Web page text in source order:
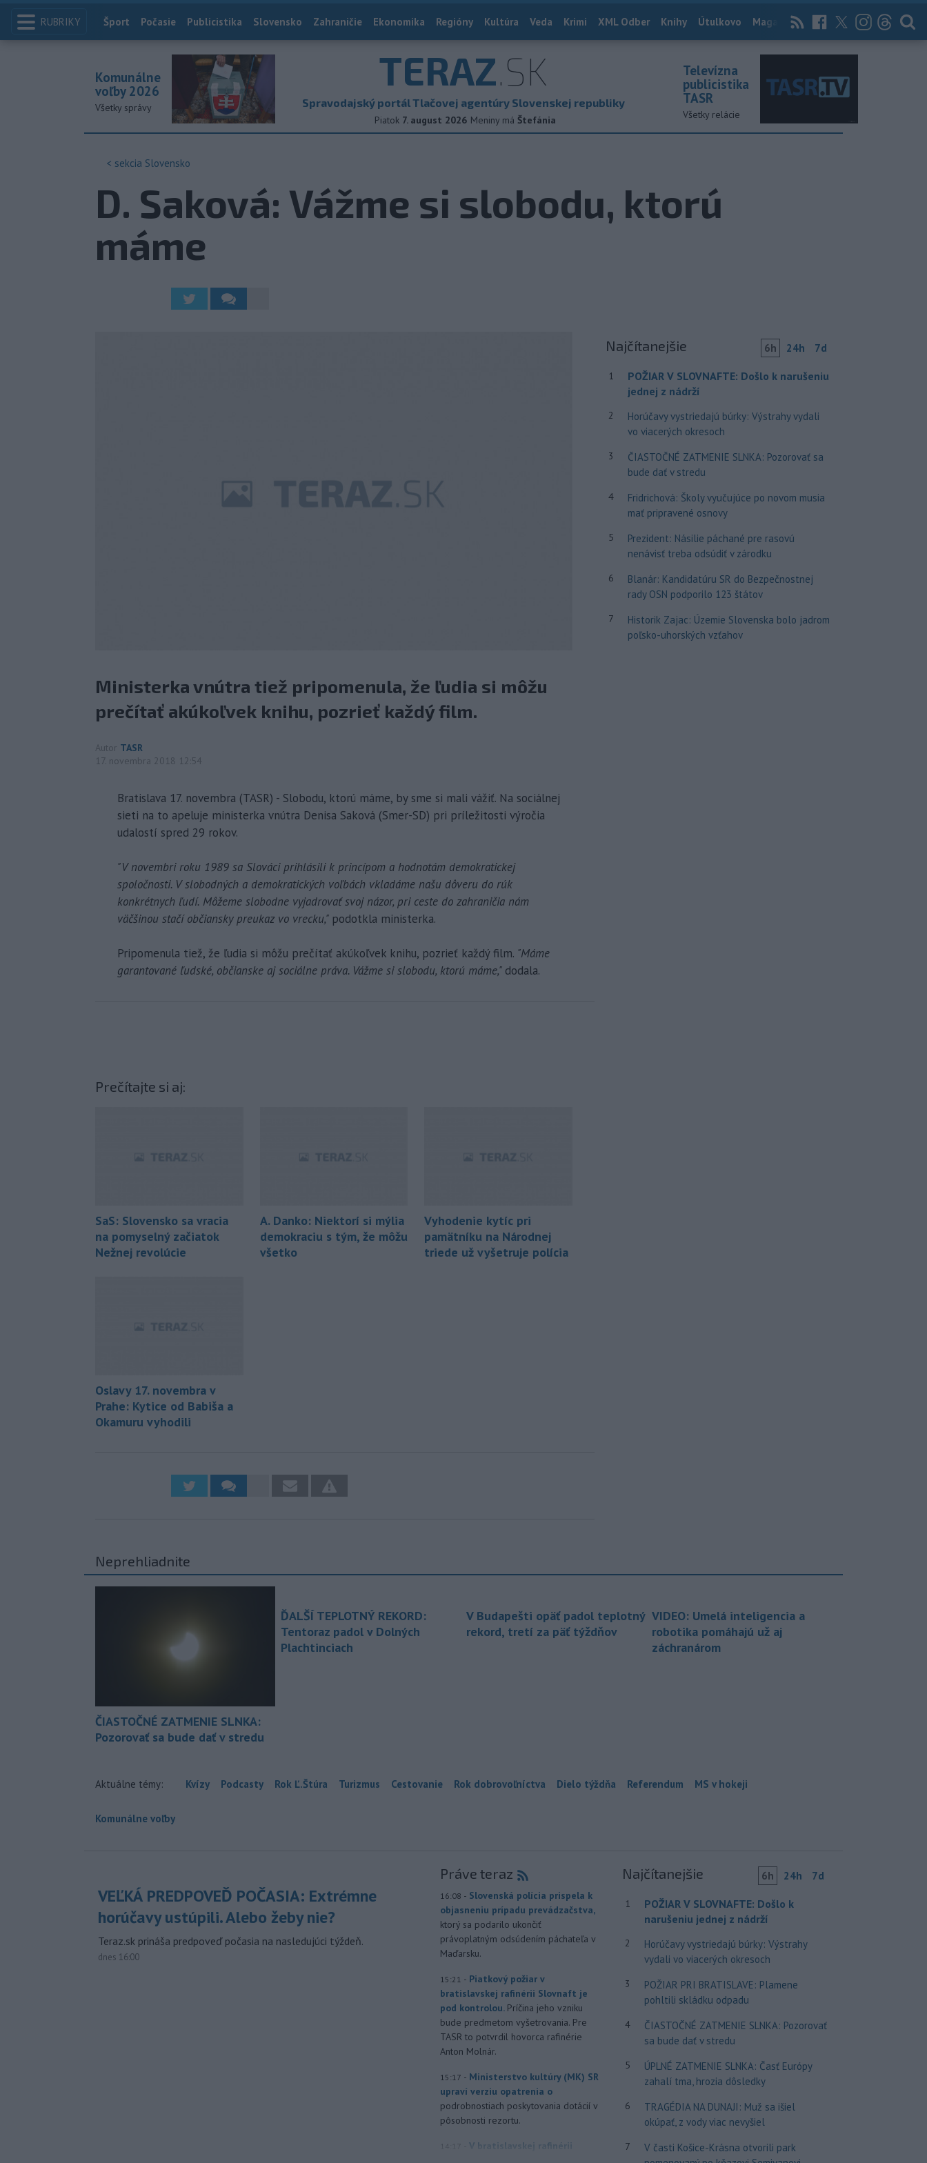
RUBRIKY Index
Šport Počasie Publicistika Slovensko Zahraničie Ekonomika Regióny Kultúra Veda Krimi XML Odber Knihy Útulkovo Magazín News Now Archív
TERAZ.SK
Spravodajský portál Tlačovej agentúry Slovenskej republiky
Piatok 7. august 2026 Meniny má Štefánia
Komunálne
voľby 2026
Všetky správy
Televízna
publicistika
TASR
Všetky relácie
< sekcia Slovensko
D. Saková: Vážme si slobodu, ktorú
máme
Ministerka vnútra tiež pripomenula, že ľudia si môžu
prečítať akúkoľvek knihu, pozrieť každý film.
Autor TASR
17. novembra 2018 12:54
Bratislava 17. novembra (TASR) - Slobodu, ktorú máme, by sme si mali vážiť. Na sociálnej
sieti na to apeluje ministerka vnútra Denisa Saková (Smer-SD) pri príležitosti výročia
udalostí spred 29 rokov.
"V novembri roku 1989 sa Slováci prihlásili k princípom a hodnotám demokratickej
spoločnosti. V slobodných a demokratických voľbách vkladáme našu dôveru do rúk
konkrétnych ľudí. Môžeme slobodne vyjadrovať svoj názor, pri ceste do zahraničia nám
väčšinou stačí občiansky preukaz vo vrecku," podotkla ministerka.
Pripomenula tiež, že ľudia si môžu prečítať akúkoľvek knihu, pozrieť každý film. "Máme
garantované ľudské, občianske aj sociálne práva. Vážme si slobodu, ktorú máme," dodala.
Prečítajte si aj:
SaS: Slovensko sa vracia
na pomyselný začiatok
Nežnej revolúcie
A. Danko: Niektorí si mýlia
demokraciu s tým, že môžu
všetko
Vyhodenie kytíc pri
pamätníku na Národnej
triede už vyšetruje polícia
Oslavy 17. novembra v
Prahe: Kytice od Babiša a
Okamuru vyhodili
Najčítanejšie 6h 24h 7d
1
POŽIAR V SLOVNAFTE: Došlo k narušeniu
jednej z nádrží
2
Horúčavy vystriedajú búrky: Výstrahy vydali
vo viacerých okresoch
3
ČIASTOČNÉ ZATMENIE SLNKA: Pozorovať sa
bude dať v stredu
4
Fridrichová: Školy vyučujúce po novom musia
mať pripravené osnovy
5
Prezident: Násilie páchané pre rasovú
nenávisť treba odsúdiť v zárodku
6
Blanár: Kandidatúru SR do Bezpečnostnej
rady OSN podporilo 123 štátov
7
Historik Zajac: Územie Slovenska bolo jadrom
poľsko-uhorských vzťahov
Neprehliadnite
ČIASTOČNÉ ZATMENIE SLNKA:
Pozorovať sa bude dať v stredu
ĎALŠÍ TEPLOTNÝ REKORD:
Tentoraz padol v Dolných
Plachtinciach
V Budapešti opäť padol teplotný
rekord, tretí za päť týždňov
VIDEO: Umelá inteligencia a
robotika pomáhajú už aj
záchranárom
Aktuálne témy: Kvízy Podcasty Rok Ľ.Štúra Turizmus Cestovanie Rok dobrovoľníctva Dielo týždňa Referendum MS v hokeji
Komunálne voľby
VEĽKÁ PREDPOVEĎ POČASIA: Extrémne
horúčavy ustúpili. Alebo žeby nie?
Teraz.sk prináša predpoveď počasia na nasledujúci týždeň.
dnes 16:00
Práve teraz
16:08 - Slovenská polícia prispela k
objasneniu prípadu prevádzačstva,
ktorý sa podarilo ukončiť
právoplatným odsúdením páchateľa v
Maďarsku.
15:21 - Piatkový požiar v
bratislavskej rafinérii Slovnaft je
pod kontrolou. Príčina jeho vzniku
bude predmetom vyšetrovania. Pre
TASR to potvrdil hovorca rafinérie
Anton Molnár.
15:17 - Ministerstvo kultúry (MK) SR
upraví verziu opatrenia o
podrobnostiach poskytovania dotácií v
pôsobnosti rezortu.
V bratislavskej rafinérii
Najčítanejšie 6h 24h 7d
1
POŽIAR V SLOVNAFTE: Došlo k
narušeniu jednej z nádrží
2
Horúčavy vystriedajú búrky: Výstrahy
vydali vo viacerých okresoch
3
POŽIAR PRI BRATISLAVE: Plamene
pohltili skládku odpadu
4
ČIASTOČNÉ ZATMENIE SLNKA: Pozorovať
sa bude dať v stredu
5
ÚPLNÉ ZATMENIE SLNKA: Časť Európy
zahalí tma, hrozia dôsledky
6
TRAGÉDIA NA DUNAJI: Muž sa išiel
okúpať, z vody viac nevyšiel
7
V časti Košice-Krásna otvorili park